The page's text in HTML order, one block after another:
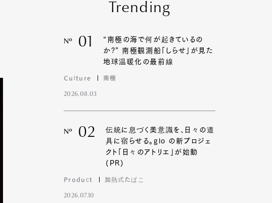
Trending
Nº 01
“南極の海で何が起きているの
か?” 南極観測船「しらせ」が見た
地球温暖化の最前線
Culture 南極
2026.08.03
Nº 02
伝統に息づく美意識を、日々の道
具に宿らせる。glo の新プロジェ
クト「日々のアトリエ」が始動
(PR)
Product 加熱式たばこ
2026.07.10